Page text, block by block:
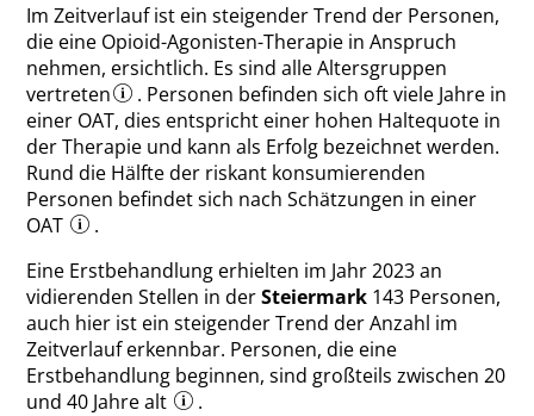
Im Zeitverlauf ist ein steigender Trend der Personen,
die eine Opioid-Agonisten-Therapie in Anspruch
nehmen, ersichtlich. Es sind alle Altersgruppen
vertreten
. Personen befinden sich oft viele Jahre in
einer OAT, dies entspricht einer hohen Haltequote in
der Therapie und kann als Erfolg bezeichnet werden.
Rund die Hälfte der riskant konsumierenden
Personen befindet sich nach Schätzungen in einer
OAT
.
Eine Erstbehandlung erhielten im Jahr 2023 an
vidierenden Stellen in derSteiermark 143 Personen,
auch hier ist ein steigender Trend der Anzahl im
Zeitverlauf erkennbar. Personen, die eine
Erstbehandlung beginnen, sind großteils zwischen 20
und 40 Jahre alt
.